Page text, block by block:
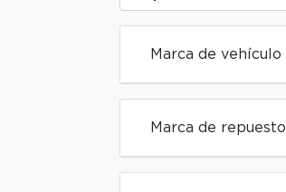
Marca de vehículo
Marca de repuesto